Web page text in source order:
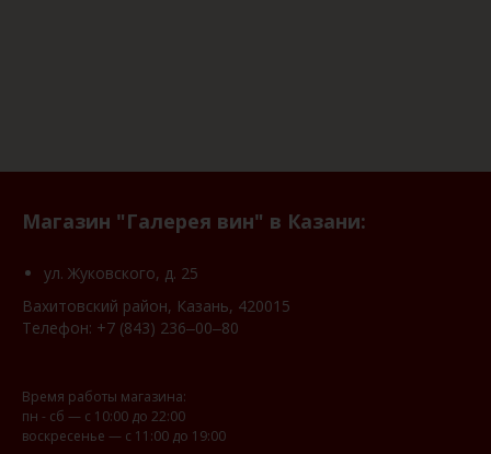
Магазин "Галерея вин" в Казани:
ул. Жуковского, д. 25
Вахитовский район, Казань, 420015
Телефон: +7 (843) 236‒00‒80
Время работы магазина:
пн - сб — с 10:00 до 22:00
воскресенье — с 11:00 до 19:00